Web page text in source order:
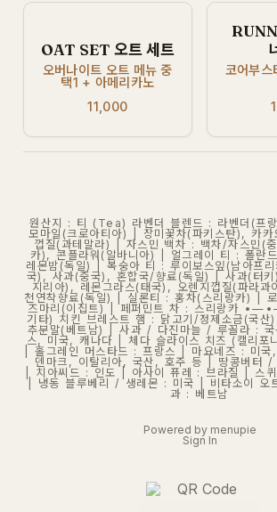
OAT SET 오트 세트
오버나이트 오트 메뉴 중
택1 + 아메리카노
11,000
코어부스
원산지 : 티 (Tea) 라벤더 블렌드 : 라벤더(프
모마일(크로아티아) | 장미꽃차(파키스탄), 카
껍질(과테말라) | 자스민 백차 : 백차/자스민(
카), 콘플라워(알바니아) | 얼그레이 티 : 폴란
레몬밤(독일) | 복숭아 티 : 루이보스잎(남아프
국), 사과(중국), 혼합국/향료(독일) | 사과(터키
지리아), 레몬그라스(태국), 오렌지껍질(파라
천연착향료(독일) | 실론티 : 홍차(스리랑카) |
즈마리(이집트) | 페퍼민트 차 : 스리랑카
기타) 치킨 브레스트 햄 : 닭고기/정제소금(국
추분말(베트남) | 사과 / 다진마늘 / 루꼴라 :
스, 미국, 캐나다 | 체다 슬라이스 치즈 (캘리포
| 홀그레인 머스타드 : 프랑스 | 마요네즈 : 미국
덴마크, 이탈리아, 국산, 호주 등 | 땅콩버터 /
| 치아씨드 : 인도 | 아사이 퓨레 : 브라질 | 스
| 냉동 블루베리 / 생레몬 : 미국 | 비타소이 오
과 : 베트남
Powered by menupie
Sign In